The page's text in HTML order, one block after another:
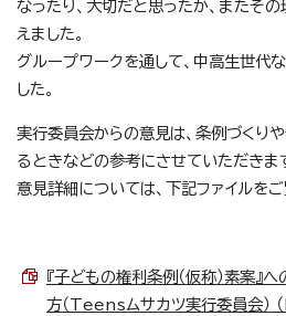
なったり、大切だと思ったか、またそ
えました。
グループワークを通して、中高生世代
した。
実行委員会からの意見は、条例づくり
るときなどの参考にさせていただきま
意見詳細については、下記ファイルをご
『子どもの権利条例（仮称）素案』
方（Teensムサカツ実行委員会）